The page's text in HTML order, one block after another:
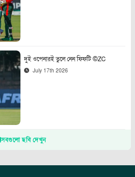
দুই ওপেনারই তুলে নেন ফিফটি ©ZC
July 17th 2026
সবগুলো ছবি দেখুন